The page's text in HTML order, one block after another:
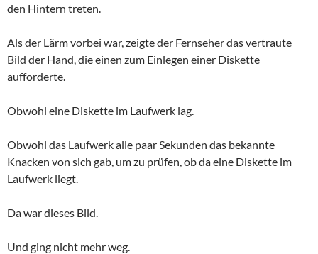
den Hintern treten.
Als der Lärm vorbei war, zeigte der Fernseher das vertraute
Bild der Hand, die einen zum Einlegen einer Diskette
aufforderte.
Obwohl eine Diskette im Laufwerk lag.
Obwohl das Laufwerk alle paar Sekunden das bekannte
Knacken von sich gab, um zu prüfen, ob da eine Diskette im
Laufwerk liegt.
Da war dieses Bild.
Und ging nicht mehr weg.